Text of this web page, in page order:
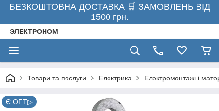
БЕЗКОШТОВНА ДОСТАВКА 🛒 ЗАМОВЛЕНЬ ВІД
1500 грн.
ЭЛЕКТРОНОМ
Товари та послуги Електрика Електромонтажні
Є ОПТ▷